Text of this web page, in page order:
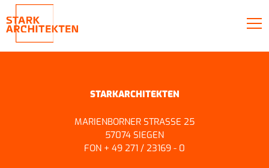
STARKARCHITEKTEN
MARIENBORNER STRASSE 25
57074 SIEGEN
FON + 49 271 / 23169 - 0